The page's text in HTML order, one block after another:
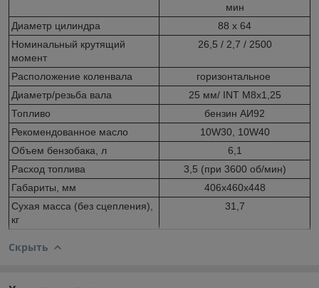
мин
Диаметр цилиндра
88 х 64
Номинальный крутящий
момент
26,5 / 2,7 / 2500
Расположение коленвала
горизонтальное
Диаметр/резьба вала
25 мм/ INT М8х1,25
Топливо
бензин АИ92
Рекомендованное масло
10W30, 10W40
Объем бензобака, л
6,1
Расход топлива
3,5 (при 3600 об/мин)
Габариты, мм
406х460х448
Сухая масса (без сцепления),
кг
31,7
Скрыть